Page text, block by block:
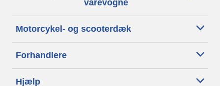
varevogne
Motorcykel- og scooterdæk
Forhandlere
Hjælp